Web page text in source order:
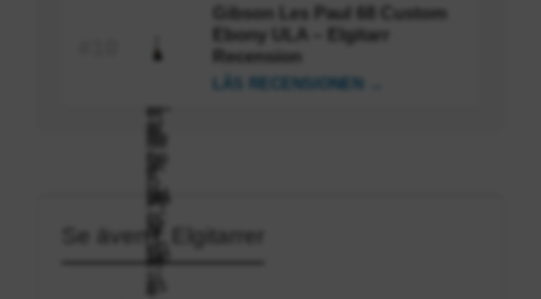
Gibson Les Paul 68 Custom
Ebony ULA – Elgitarr
Recension
LÄS RECENSIONEN →
Se även i: Elgitarrer